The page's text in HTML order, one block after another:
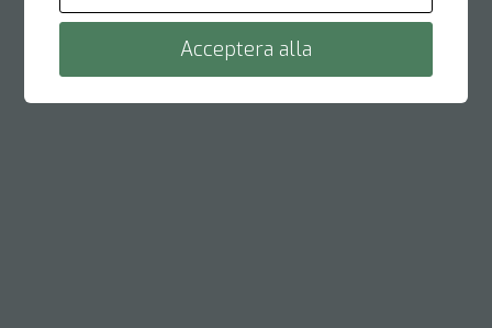
Acceptera alla